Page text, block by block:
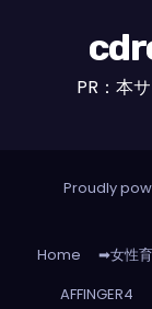
PR：本
Proudly
Home ➡女性
AFFINGER4